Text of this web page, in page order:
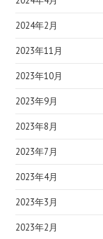
2024年2月
2023年11月
2023年10月
2023年9月
2023年8月
2023年7月
2023年4月
2023年3月
2023年2月